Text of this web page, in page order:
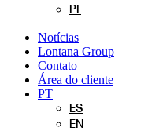
PL
Notícias
Lontana Group
Contato
Área do cliente
PT
ES
EN